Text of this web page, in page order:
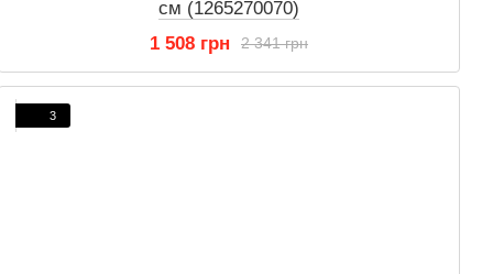
см (1265270070)
2 341 грн
1 508 грн
3